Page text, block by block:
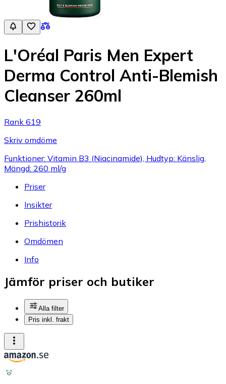
L'Oréal Paris Men Expert
Derma Control Anti-Blemish
Cleanser 260ml
Rank 619
Skriv omdöme
Funktioner: Vitamin B3 (Niacinamide), Hudtyp: Känslig,
Mängd: 260 ml/g
Priser
Insikter
Prishistorik
Omdömen
Info
Jämför priser och butiker
Alla filter
Pris inkl. frakt